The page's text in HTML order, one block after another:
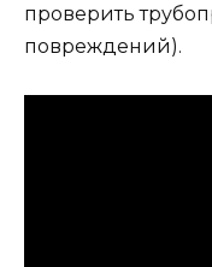
проверить
повреждений).